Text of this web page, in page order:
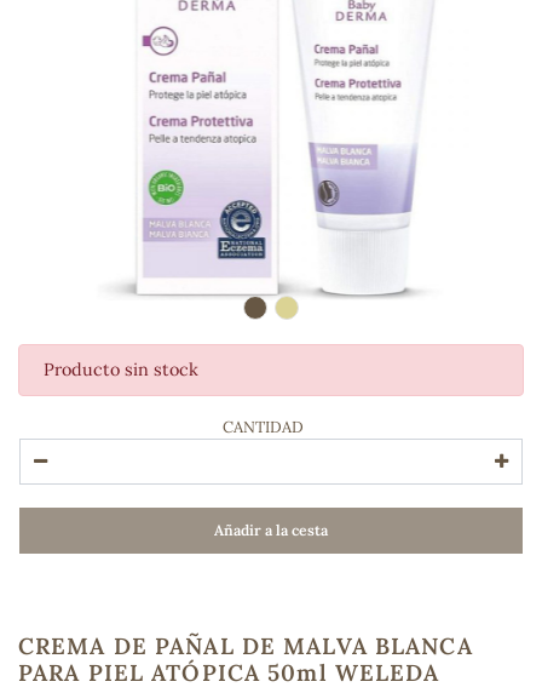
Producto sin stock
CANTIDAD
Añadir a la cesta
CREMA DE PAÑAL DE MALVA BLANCA
PARA PIEL ATÓPICA 50ml WELEDA